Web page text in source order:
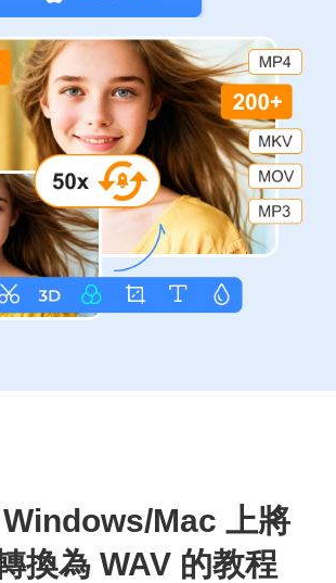
Mac 上將
換為 WAV 的教程